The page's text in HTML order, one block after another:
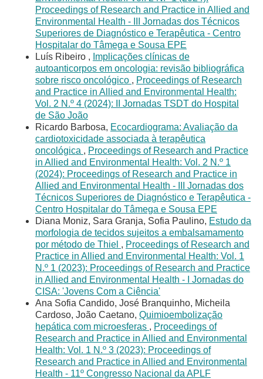
Proceedings of Research and Practice in Allied and
Environmental Health - III Jornadas dos Técnicos
Superiores de Diagnóstico e Terapêutica - Centro
Hospitalar do Tâmega e Sousa EPE
Luís Ribeiro , Implicações clínicas de
autoanticorpos em oncologia: revisão bibliográfica
sobre risco oncológico , Proceedings of Research
and Practice in Allied and Environmental Health:
Vol. 2 N.º 4 (2024): II Jornadas TSDT do Hospital
de São João
Ricardo Barbosa, Ecocardiograma: Avaliação da
cardiotoxicidade associada à terapêutica
oncológica , Proceedings of Research and Practice
in Allied and Environmental Health: Vol. 2 N.º 1
(2024): Proceedings of Research and Practice in
Allied and Environmental Health - III Jornadas dos
Técnicos Superiores de Diagnóstico e Terapêutica -
Centro Hospitalar do Tâmega e Sousa EPE
Diana Moniz, Sara Granja, Sofia Paulino, Estudo da
morfologia de tecidos sujeitos a embalsamamento
por método de Thiel , Proceedings of Research and
Practice in Allied and Environmental Health: Vol. 1
N.º 1 (2023): Proceedings of Research and Practice
in Allied and Environmental Health - I Jornadas do
CISA: 'Jovens Com a Ciência'
Ana Sofia Candido, José Branquinho, Micheila
Cardoso, João Caetano, Quimioembolização
hepática com microesferas , Proceedings of
Research and Practice in Allied and Environmental
Health: Vol. 1 N.º 3 (2023): Proceedings of
Research and Practice in Allied and Environmental
Health - 11º Congresso Nacional da APLF